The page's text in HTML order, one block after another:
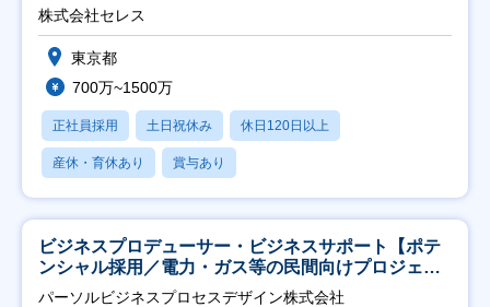
株式会社セレス
東京都
700万~1500万
正社員採用 土日祝休み 休日120日以上
産休・育休あり 賞与あり
ビジネスプロデューサー・ビジネスサポート【ポテ
ンシャル採用／電力・ガス等の民間向けプロジェク
ト推進】
パーソルビジネスプロセスデザイン株式会社